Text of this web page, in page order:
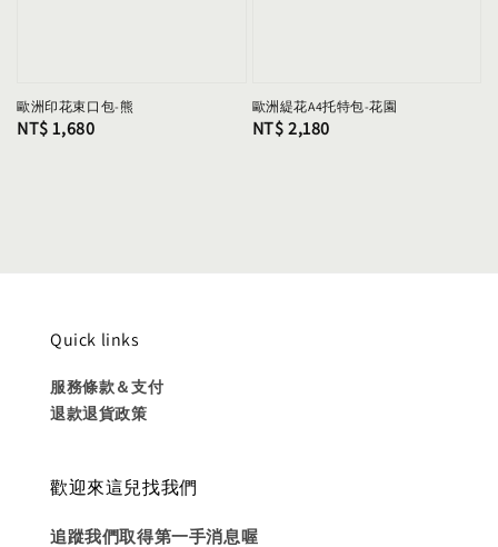
歐洲印花束口包-熊
Regular
NT$ 1,680
歐洲緹花A4托特包-花園
Regular
NT$ 2,180
Quick links
服務條款＆支付
退款退貨政策
歡迎來這兒找我們
追蹤我們取得第一手消息喔